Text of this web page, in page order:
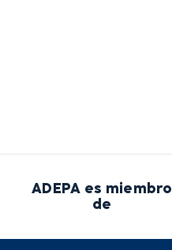
ADEPA es miembro
de